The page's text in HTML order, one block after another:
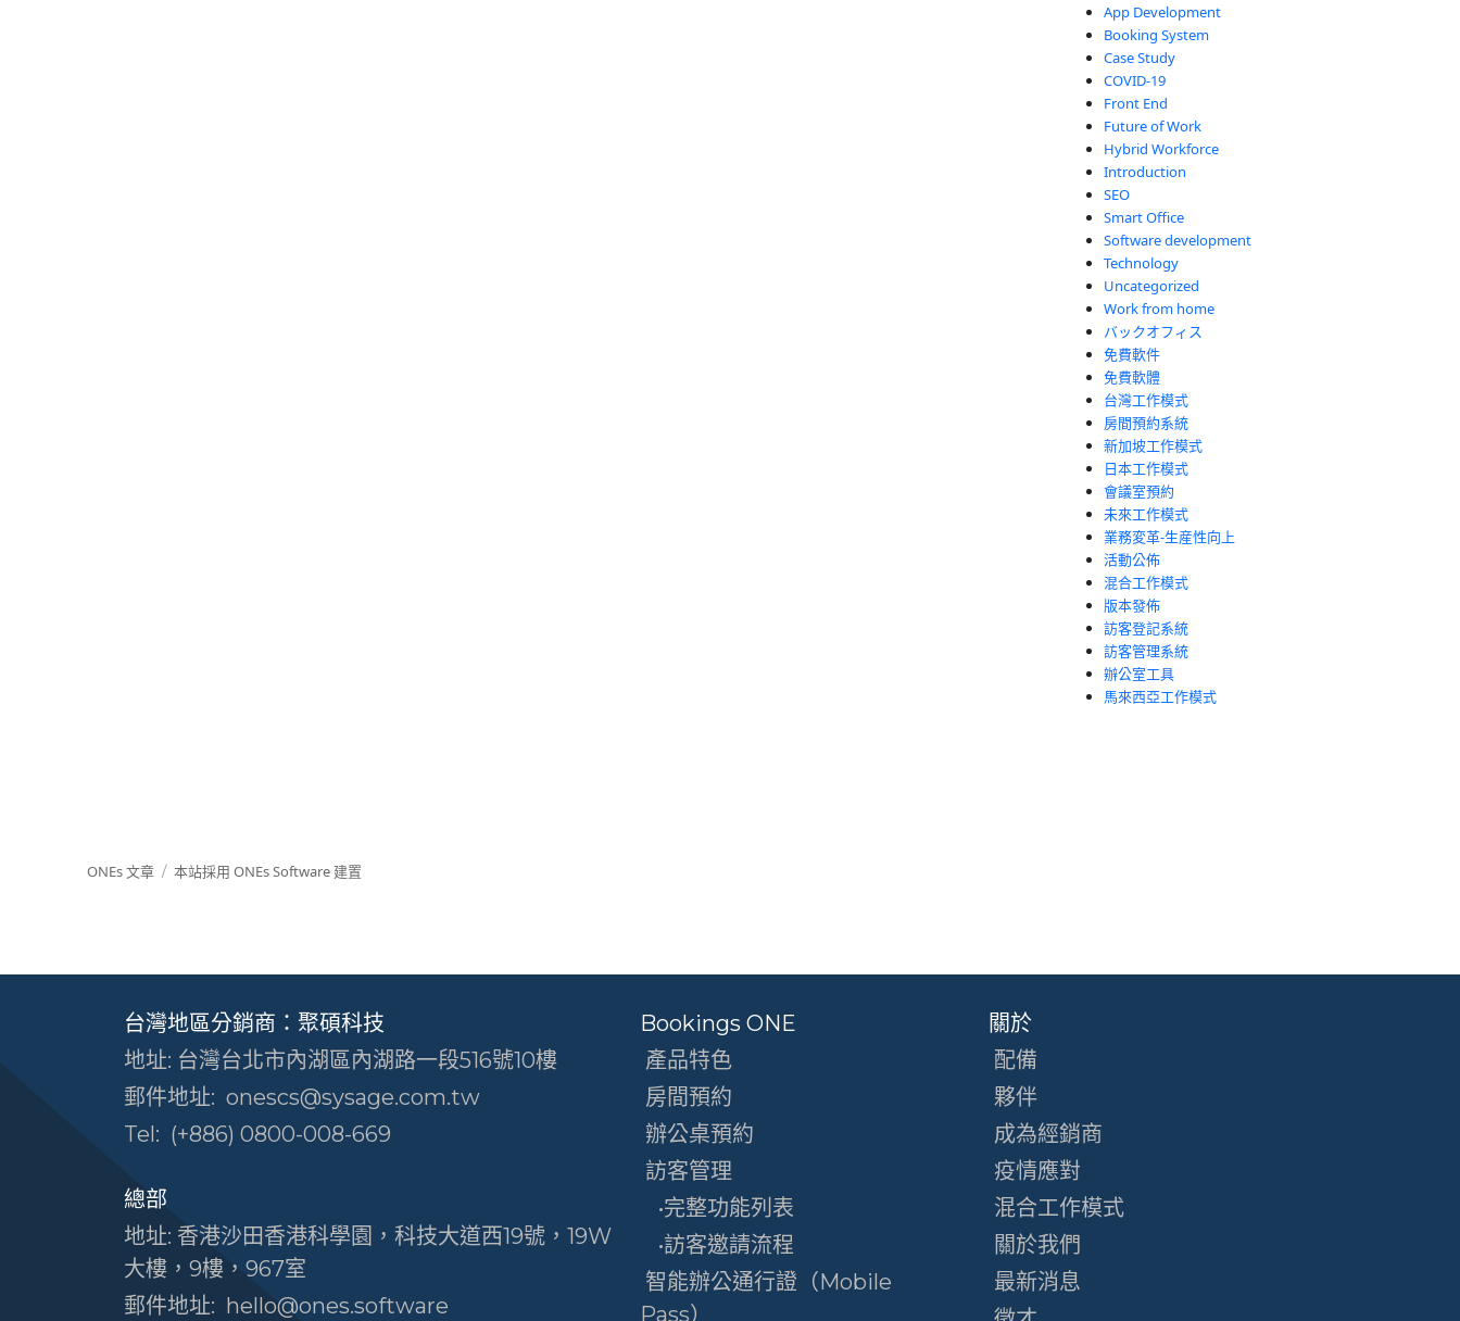
App Development
Booking System
Case Study
COVID-19
Front End
Future of Work
Hybrid Workforce
Introduction
SEO
Smart Office
Software development
Technology
Uncategorized
Work from home
バックオフィス
免費軟件
免費軟體
台灣工作模式
房間預約系統
新加坡工作模式
日本工作模式
會議室預約
未來工作模式
業務変革-生産性向上
活動公佈
混合工作模式
版本發佈
訪客登記系統
訪客管理系統
辦公室工具
馬來西亞工作模式
ONEs 文章 本站採用 ONEs Software 建置
台灣地區分銷商：聚碩科技
地址: 台灣台北市內湖區內湖路一段516號10樓
郵件地址: onescs@sysage.com.tw
Tel: (+886) 0800-008-669
總部
地址: 香港沙田香港科學園，科技大道西19號，19W
大樓，9樓，967室
郵件地址: hello@ones.software
Bookings ONE
產品特色
房間預約
辦公桌預約
訪客管理
•完整功能列表
•訪客邀請流程
智能辦公通行證（Mobile
Pass）
關於
配備
夥伴
成為經銷商
疫情應對
混合工作模式
關於我們
最新消息